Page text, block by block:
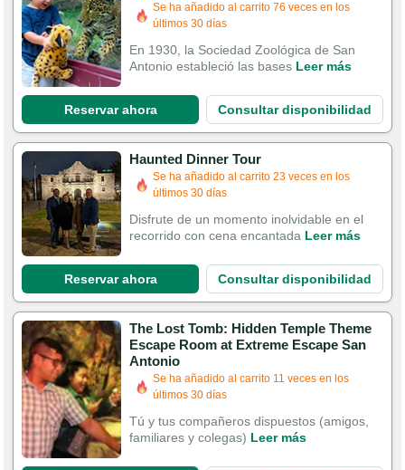
Se ha añadido al carrito 76 veces en los
últimos 30 días
En 1930, la Sociedad Zoológica de San
Antonio estableció las bases Leer más
Reservar ahora Consultar disponibilidad
Haunted Dinner Tour
Se ha añadido al carrito 23 veces en los
últimos 30 días
Disfrute de un momento inolvidable en el
recorrido con cena encantada Leer más
Reservar ahora Consultar disponibilidad
The Lost Tomb: Hidden Temple Theme
Escape Room at Extreme Escape San
Antonio
Se ha añadido al carrito 11 veces en los
últimos 30 días
Tú y tus compañeros dispuestos (amigos,
familiares y colegas) Leer más